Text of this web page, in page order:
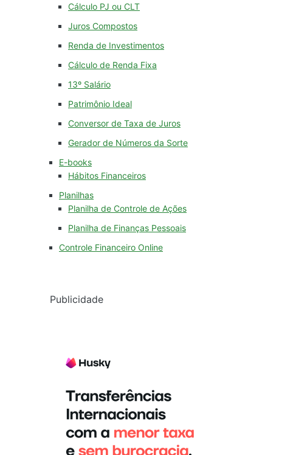
Cálculo PJ ou CLT
Juros Compostos
Renda de Investimentos
Cálculo de Renda Fixa
13º Salário
Patrimônio Ideal
Conversor de Taxa de Juros
Gerador de Números da Sorte
E-books
Hábitos Financeiros
Planilhas
Planilha de Controle de Ações
Planilha de Finanças Pessoais
Controle Financeiro Online
Publicidade